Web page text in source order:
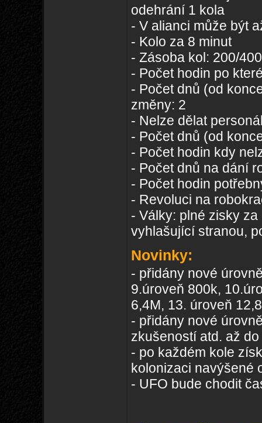
odehrání 1 kola
- V alianci může být
- Kolo za 8 minut
- Zásoba kol: 200/400
- Počet hodin po
- Počet dnů (od
změny: 2
- Nelze dělat
- Počet dnů (od
- Počet hodin kdy
- Počet dnů na dání
- Počet hodin
- Revoluci na
- Války: plné zisky
vyhlašující stranou,
Novinky:
- přidány nové
9.úroveň 800k,
6,4M, 13. úroveň
- přidány nové
zkušeností atd. až
- po každém kole
kolonizaci navýšené
- UFO bude chodit